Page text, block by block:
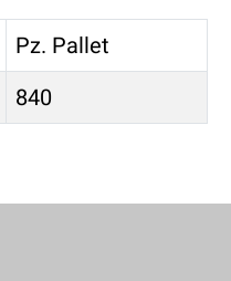
Pz. Pallet
840